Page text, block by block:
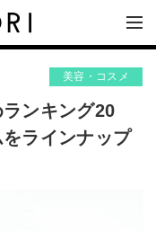
美容・コスメ
ンキング20
ラインナップ